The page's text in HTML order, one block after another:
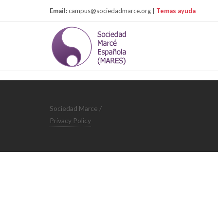
Email:campus@sociedadmarce.org | Temas ayuda
Sociedad Marce /
Privacy Policy